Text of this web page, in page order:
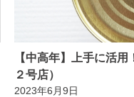
【中高年】上手に活
２号店）
2023年6月9日